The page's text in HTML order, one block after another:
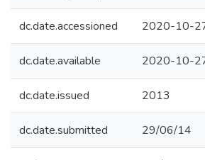
dc.date.accessioned 2020-10-
dc.date.available 2020-10-
dc.date.issued 2013
dc.date.submitted 29/06/14